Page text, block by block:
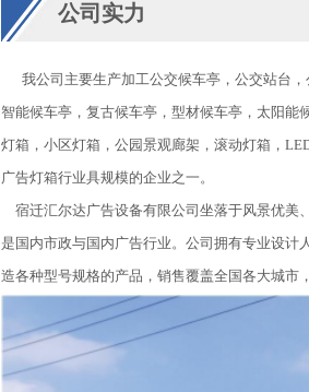
公司实力
我公司主要生产加工公交候车亭，公交站台，
智能候车亭，复古候车亭，型材候车亭，太阳
灯箱，小区灯箱，公园景观廊架，滚动灯箱，
广告灯箱行业具规模的企业之一。
宿迁汇尔达广告设备有限公司坐落于风景优美
是国内市政与国内广告行业。公司拥有专业设计
造各种型号规格的产品，销售覆盖全国各大城市